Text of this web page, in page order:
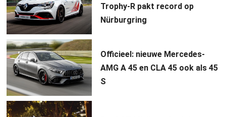
Trophy-R pakt record op
Nürburgring
Officieel: nieuwe Mercedes-
AMG A 45 en CLA 45 ook als 45
S